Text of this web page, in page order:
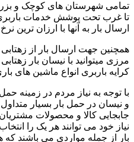
تمامی شهرستان های کوچک و
تا غرب تحت پوشش خدمات باربری
ارسال بار به آنها با ارزان ترین
همچنین جهت ارسال بار از زهتابی
مرزی میتوانید با نیسان بار
کرایه باربری انواع ماشین های
با توجه به نیاز مردم در زمینه
و نیسان در حمل بار بسیار
جابجایی کالا و محصولات
نیاز خود می توانند هر یک را
بار از جمله مواردی می باشند که